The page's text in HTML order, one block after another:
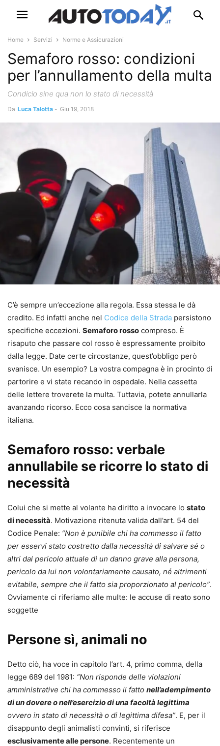
Home Servizi Norme e Assicurazioni
Semaforo rosso: condizioni
per l’annullamento della multa
Condicio sine qua non lo stato di necessità
Da Luca Talotta - Giu 19, 2018
C’è sempre un’eccezione alla regola. Essa stessa le dà
credito. Ed infatti anche nel Codice della Strada persistono
specifiche eccezioni. Semaforo rosso compreso. È
risaputo che passare col rosso è espressamente proibito
dalla legge. Date certe circostanze, quest’obbligo però
svanisce. Un esempio? La vostra compagna è in procinto di
partorire e vi state recando in ospedale. Nella cassetta
delle lettere troverete la multa. Tuttavia, potete annullarla
avanzando ricorso. Ecco cosa sancisce la normativa
italiana.
Semaforo rosso: verbale
annullabile se ricorre lo stato di
necessità
Colui che si mette al volante ha diritto a invocare lo stato
di necessità. Motivazione ritenuta valida dall’art. 54 del
Codice Penale: “Non è punibile chi ha commesso il fatto
per esservi stato costretto dalla necessità di salvare sé o
altri dal pericolo attuale di un danno grave alla persona,
pericolo da lui non volontariamente causato, né altrimenti
evitabile, sempre che il fatto sia proporzionato al pericolo”.
Ovviamente ci riferiamo alle multe: le accuse di reato sono
soggette
Persone sì, animali no
Detto ciò, ha voce in capitolo l’art. 4, primo comma, della
legge 689 del 1981: “Non risponde delle violazioni
amministrative chi ha commesso il fatto nell’adempimento
di un dovere o nell’esercizio di una facoltà legittima
ovvero in stato di necessità o di legittima difesa”. E, per il
disappunto degli animalisti convinti, si riferisce
esclusivamente alle persone. Recentemente un